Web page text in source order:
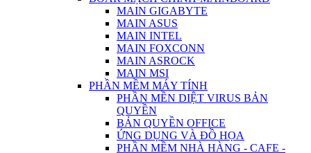
MAIN GIGABYTE
MAIN ASUS
MAIN INTEL
MAIN FOXCONN
MAIN ASROCK
MAIN MSI
PHẦN MỀM MÁY TÍNH
PHẦN MỀN DIỆT VIRUS BẢN
QUYỀN
BẢN QUYỀN OFFICE
ỨNG DỤNG VÀ ĐỒ HỌA
PHẦN MỀM NHÀ HÀNG - CAFE -